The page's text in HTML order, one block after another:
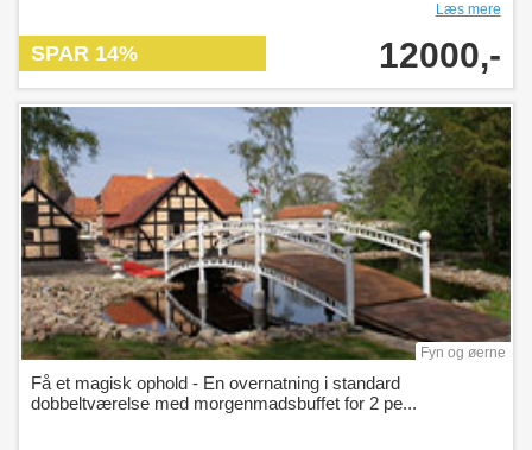
Læs mere
SPAR 14% 12000,-
Fyn og øerne
Få et magisk ophold - En overnatning i standard
dobbeltværelse med morgenmadsbuffet for 2 pe...